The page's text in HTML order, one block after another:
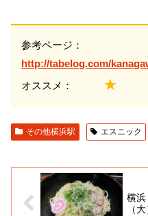
参考ページ：
http://tabelog.com/
オススメ： ★
その他横浜駅 エスニック
横
（大